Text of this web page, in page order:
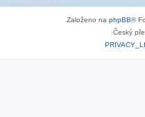
Založeno na phpBB®
Český